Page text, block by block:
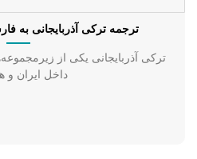
ترجمه ترکی آذربایجانی به
ترکی آذربایجانی یکی از
داخل ایران و